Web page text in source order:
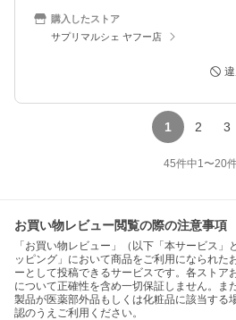
購入したストア
サプリマルシェ ヤフー店
1 2 3
45件中1〜20
お買い物レビュー閲覧の際の注意事項
「お買い物レビュー」（以下「本サービス」
ッピング」において商品をご利用になられた
ーとして投稿できるサービスです。各ストア
について正確性を含め一切保証しません。ま
製品が医薬部外品もしくは化粧品に該当する
認のうえご利用ください。